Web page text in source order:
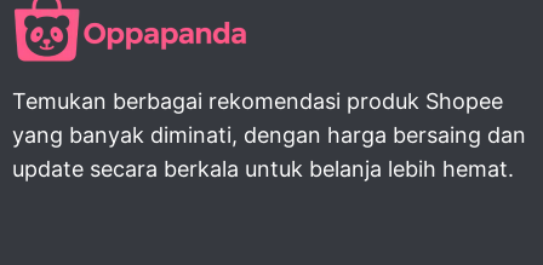
Temukan berbagai rekomendasi produk Shopee
yang banyak diminati, dengan harga bersaing dan
update secara berkala untuk belanja lebih hemat.